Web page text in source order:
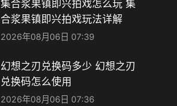
集合浆果镇即兴拍戏怎么玩 集
合浆果镇即兴拍戏玩法详解
2026年08月06日 07:39
幻想之刃兑换码多少 幻想之刃
兑换码怎么使用
2026年08月06日 07:36